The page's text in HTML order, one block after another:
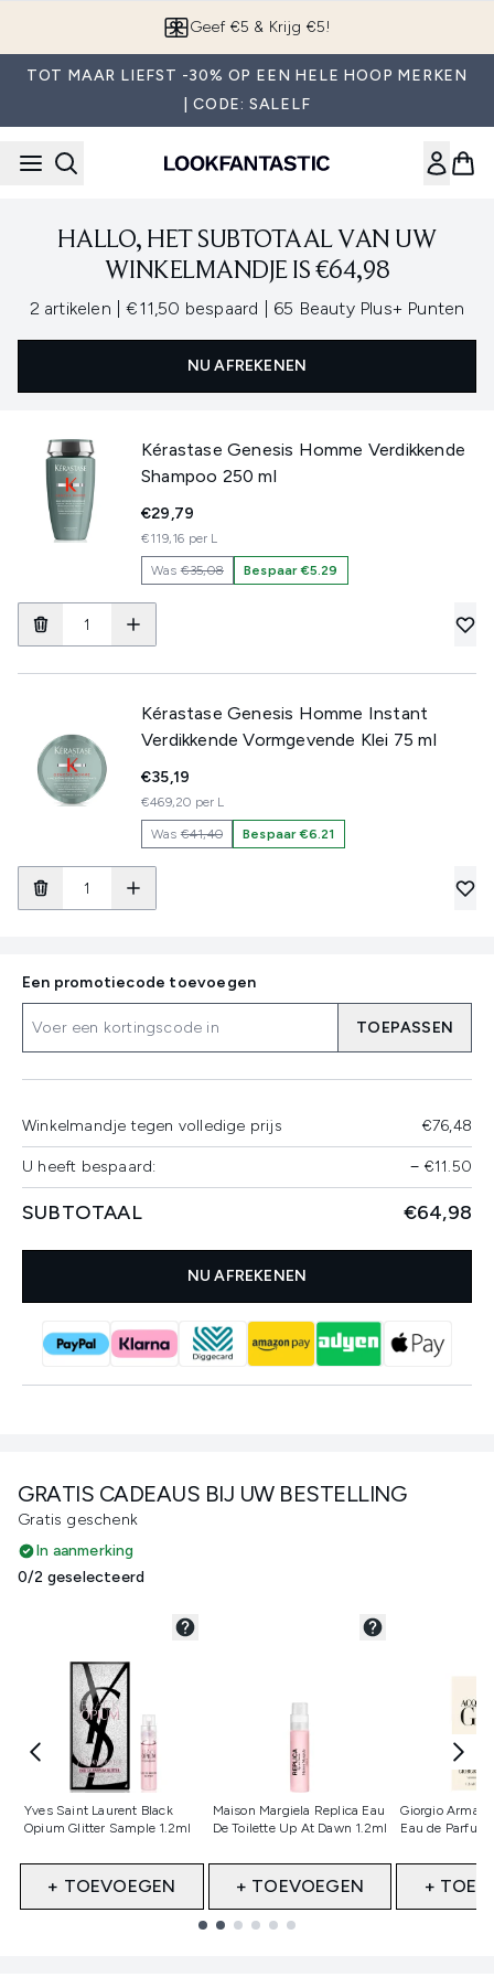
Geef €5 & Krijg €5!
TOT MAAR LIEFST -30% OP EEN HELE HOOP MERKEN
| CODE: SALELF
HALLO, HET SUBTOTAAL VAN UW
WINKELMANDJE IS €64,98
2 artikelen , €11,50 bespaard 65 Beauty Plus+ Punten
NU AFREKENEN
Kérastase Genesis Homme Verdikkende
Shampoo 250 ml
€29,79
€119,16 per L
Was€35,08 Bespaar €5.29
Kérastase Genesis Homme Instant
Verdikkende Vormgevende Klei 75 ml
€35,19
€469,20 per L
Was€41,40 Bespaar €6.21
GRATIS CADEAUS BIJ UW BESTELLING
Gratis geschenk
In aanmerking
0/2 geselecteerd
Yves Saint Laurent Black
Opium Glitter Sample 1.2ml
Niet geselecteerd
+ TOEVOEGEN
Maison Margiela Replica Eau
De Toilette Up At Dawn 1.2ml
Niet geselecteerd
+ TOEVOEGEN
Giorgio Armani
Eau de Parfum
Niet
+
Een promotiecode toevoegen
TOEPASSEN
Winkelmandje tegen volledige prijs €76,48
U heeft bespaard: − €11.50
SUBTOTAAL €64,98
NU AFREKENEN